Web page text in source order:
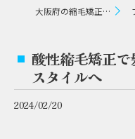
大阪府の縮毛矯正ならパラゴン ヘアー
酸性縮毛矯正
スタイルへ
2024/02/20